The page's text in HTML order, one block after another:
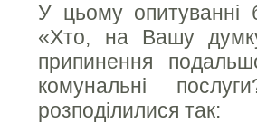
У цьому опитуванні
«Хто, на Вашу
припинення
комунальні
розподілилися так: